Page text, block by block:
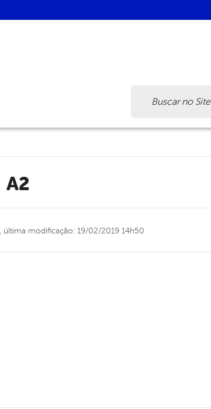
a2
última modificação: 19/02/2019 14h50